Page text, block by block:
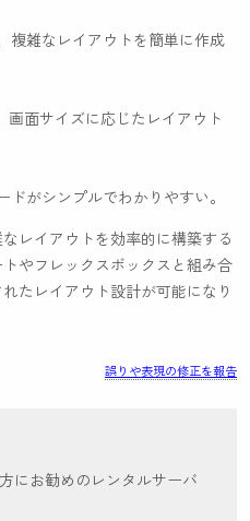
複雑なレイアウトを簡単に作成
画面サイズに応じたレイアウト
がシンプルでわかりやすい。
レイアウトを効率的に構築する
やフレックスボックスと組み合
たレイアウト設計が可能になり
誤りや表現の修正を報告
にお勧めのレンタルサーバ